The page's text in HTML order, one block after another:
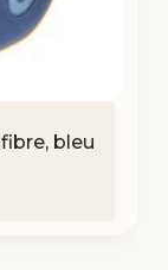
bleu